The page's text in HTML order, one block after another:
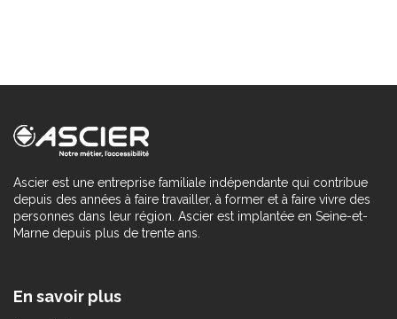
Ascier est une entreprise familiale indépendante qui contribue
depuis des années à faire travailler, à former et à faire vivre des
personnes dans leur région. Ascier est implantée en Seine-et-
Marne depuis plus de trente ans.
En savoir plus